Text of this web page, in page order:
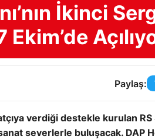
İkinci
Ekim’de
Paylaş:
verdiği destekle kurulan RS
severlerle buluşacak. DAP